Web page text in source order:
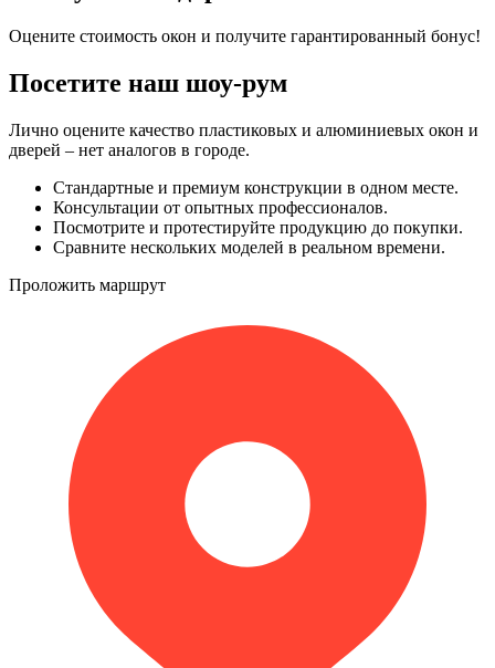
Оцените стоимость окон и получите гарантированный бонус!
Посетите наш шоу-рум
Лично оцените качество пластиковых и алюминиевых окон и
дверей – нет аналогов в городе.
Стандартные и премиум конструкции в одном месте.
Консультации от опытных профессионалов.
Посмотрите и протестируйте продукцию до покупки.
Сравните нескольких моделей в реальном времени.
Проложить маршрут